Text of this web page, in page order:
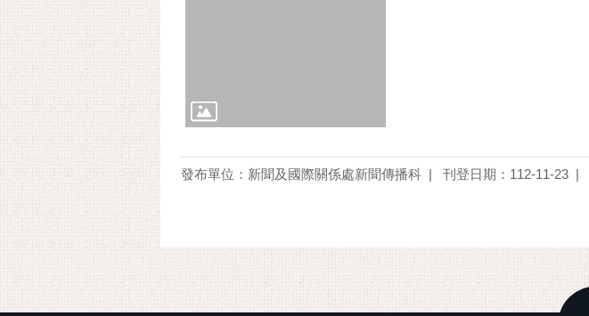
發布單位：新聞及國際關係處新聞傳播科 刊登日期：112-11-23